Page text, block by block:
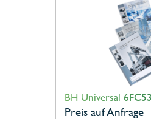
BH Universal
Preis auf Anfrage